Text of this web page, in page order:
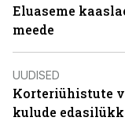
Eluaseme
meede
UUDISED
Korteriühistute
kulude